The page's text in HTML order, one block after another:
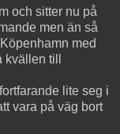
och sitter nu på
men än så
med
till
lite seg i
vara på väg bort